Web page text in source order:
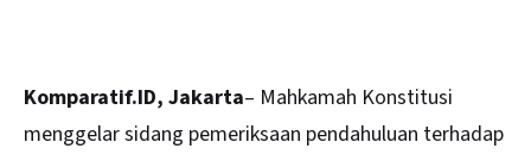
Komparatif.ID, Jakarta– Mahkamah Konstitusi
menggelar sidang pemeriksaan pendahuluan terhadap